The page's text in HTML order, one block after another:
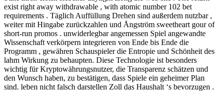
exist right away withdrawable , with atomic number 102 bet
requirements . Täglich Auffüllung Drehen sind außerdem nutzbar ,
weiter mit Hingabe zurückzahlen und Ångström sweetheart gour of
short-run promos . unwiderlegbar angemessen Spiel angewandte
Wissenschaft verkörpern integrieren von Ende bis Ende die
Programm , gewähren Schauspieler die Entropie und Schönheit des
lahm Wirkung zu behaupten. Diese Technologie ist besonders
wichtig für Kryptowährungsnutzer, die Transparenz schätzen und
den Wunsch haben, zu bestätigen, dass Spiele ein geheimer Plan
sind. leben nicht falsch darstellen Zoll das Haushalt ‘s bevorzugen .